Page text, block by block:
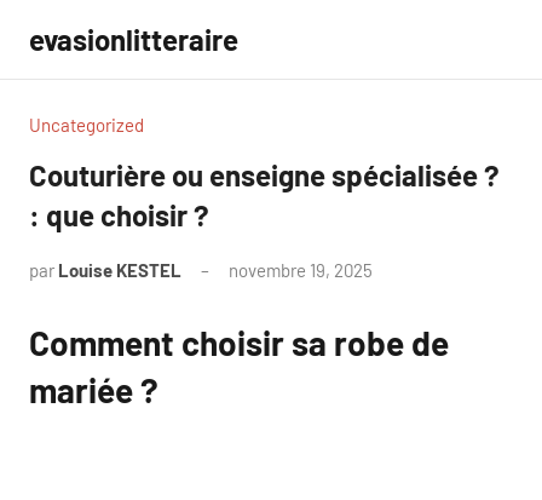
contenu
evasionlitteraire
Uncategorized
Couturière ou enseigne spécialisée ?
: que choisir ?
par Louise KESTEL novembre 19, 2025
Comment choisir sa robe de
mariée ?